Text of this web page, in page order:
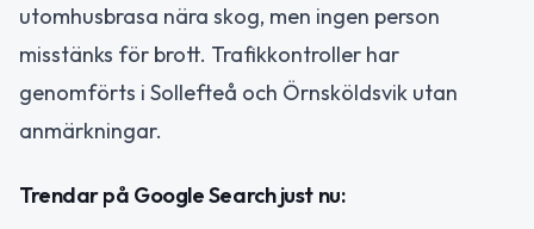
utomhusbrasa nära skog, men ingen person
misstänks för brott. Trafikkontroller har
genomförts i Sollefteå och Örnsköldsvik utan
anmärkningar.
Trendar på Google Search just nu: